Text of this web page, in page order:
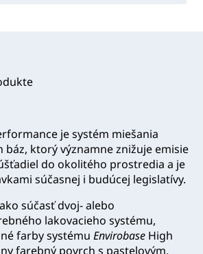
je systém miešania
ktorý významne znižuje emisie
do okolitého prostredia a je
súčasnej i budúcej legislatívy.
súčasť dvoj- alebo
lakovacieho systému,
farby systému Envirobase High
farebný povrch s pastelovým,